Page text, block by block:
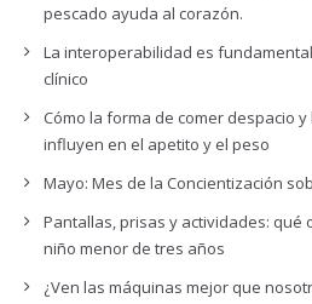
pescado ayuda al corazón.
La interoperabilidad es
clínico
Cómo la forma de comer despacio
influyen en el apetito y el peso
Mayo: Mes de la Concientización
Pantallas, prisas y actividades: qué
niño menor de tres años
¿Ven las máquinas mejor que